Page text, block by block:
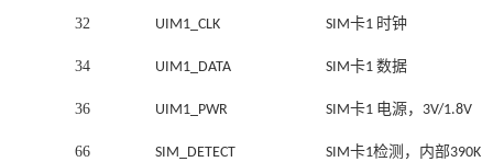
32 UIM1_CLK SIM卡1 时钟
34 UIM1_DATA SIM卡1 数据
36 UIM1_PWR SIM卡1 电源， 3V/1.8V
66 SIM_DETECT SIM卡1检测，内部390K